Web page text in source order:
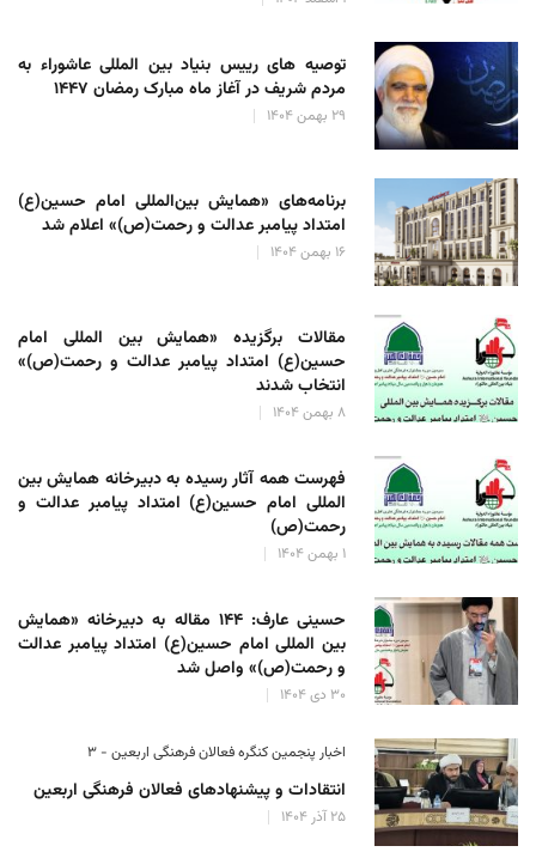
توصیه های رییس بنیاد بین المللی عاشوراء به
مردم شریف در آغاز ماه مبارک رمضان ۱۴۴۷
۲۹ بهمن ۱۴۰۴
برنامه‌های «همایش بین‌المللی امام حسین(ع)
امتداد پیامبر عدالت و رحمت(ص)» اعلام شد
۱۶ بهمن ۱۴۰۴
مقالات برگزیده «همایش بین المللی امام
حسین(ع) امتداد پیامبر عدالت و رحمت(ص)»
انتخاب شدند
۸ بهمن ۱۴۰۴
فهرست همه آثار رسیده به دبیرخانه همایش بین
المللی امام حسین(ع) امتداد پیامبر عدالت و
رحمت(ص)
۱ بهمن ۱۴۰۴
حسینی عارف: ۱۴۴ مقاله به دبیرخانه «همایش
بین المللی امام حسین(ع) امتداد پیامبر عدالت
و رحمت(ص)» واصل شد
۳۰ دی ۱۴۰۴
اخبار پنجمین کنگره فعالان فرهنگی اربعین - ۳
انتقادات و پیشنهادهای فعالان فرهنگی اربعین
۲۵ آذر ۱۴۰۴